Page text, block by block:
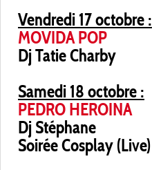
Vendredi 17 octobre :
MOVIDA POP
Dj Tatie Charby
Samedi 18 octobre :
PEDRO HEROINA
Dj Stéphane
Soirée Cosplay (Live)